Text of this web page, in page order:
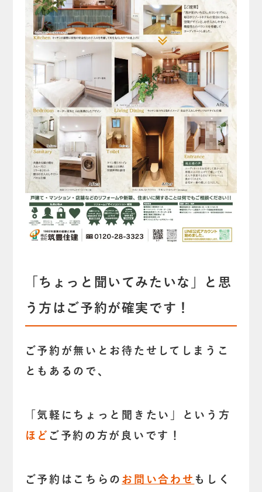
「ちょっと聞いてみたいな」と思
う方はご予約が確実です！
ご予約が無いとお待たせしてしまうこ
ともあるので、
「気軽にちょっと聞きたい」という方
ほど ご予約の方が良いです！
ご予約はこちらの お問い合わせ もしく